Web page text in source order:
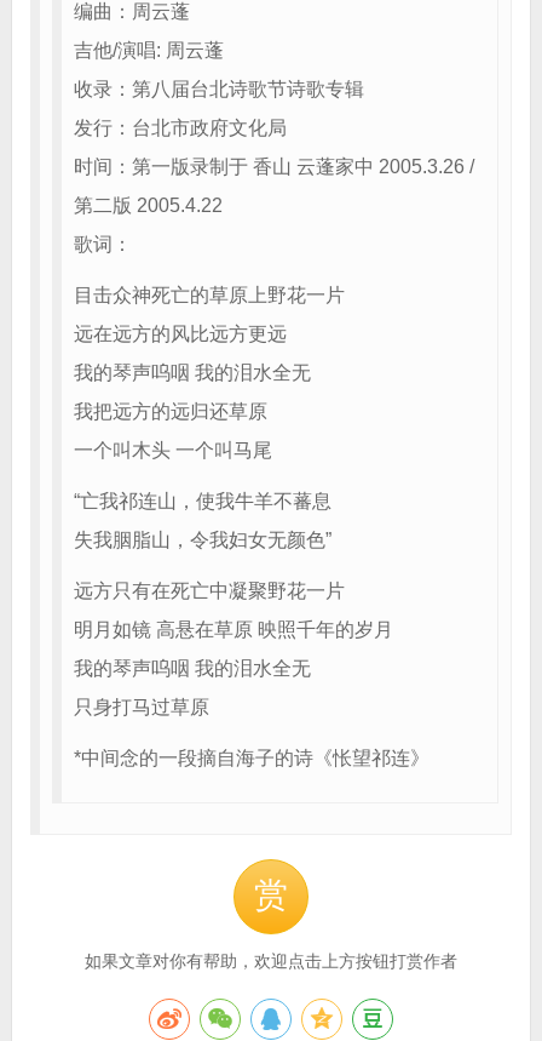
编曲：周云蓬
吉他/演唱: 周云蓬
收录：第八届台北诗歌节诗歌专辑
发行：台北市政府文化局
时间：第一版录制于 香山 云蓬家中 2005.3.26 /
第二版 2005.4.22
歌词：
目击众神死亡的草原上野花一片
远在远方的风比远方更远
我的琴声呜咽 我的泪水全无
我把远方的远归还草原
一个叫木头 一个叫马尾
“亡我祁连山，使我牛羊不蕃息
失我胭脂山，令我妇女无颜色”
远方只有在死亡中凝聚野花一片
明月如镜 高悬在草原 映照千年的岁月
我的琴声呜咽 我的泪水全无
只身打马过草原
*中间念的一段摘自海子的诗《怅望祁连》
赏
如果文章对你有帮助，欢迎点击上方按钮打赏作者